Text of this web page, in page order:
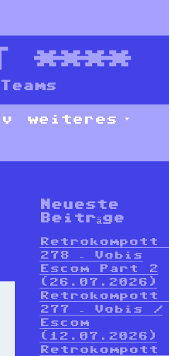
****
weiteres
Neueste
Beiträge
Retrokompott –
278 – Vobis
Escom Part 2
(26.07.2026)
Retrokompott –
277 – Vobis /
Escom
(12.07.2026)
Retrokompott –